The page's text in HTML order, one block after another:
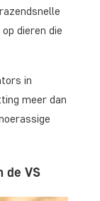
dieren die
in
meer dan
de VS